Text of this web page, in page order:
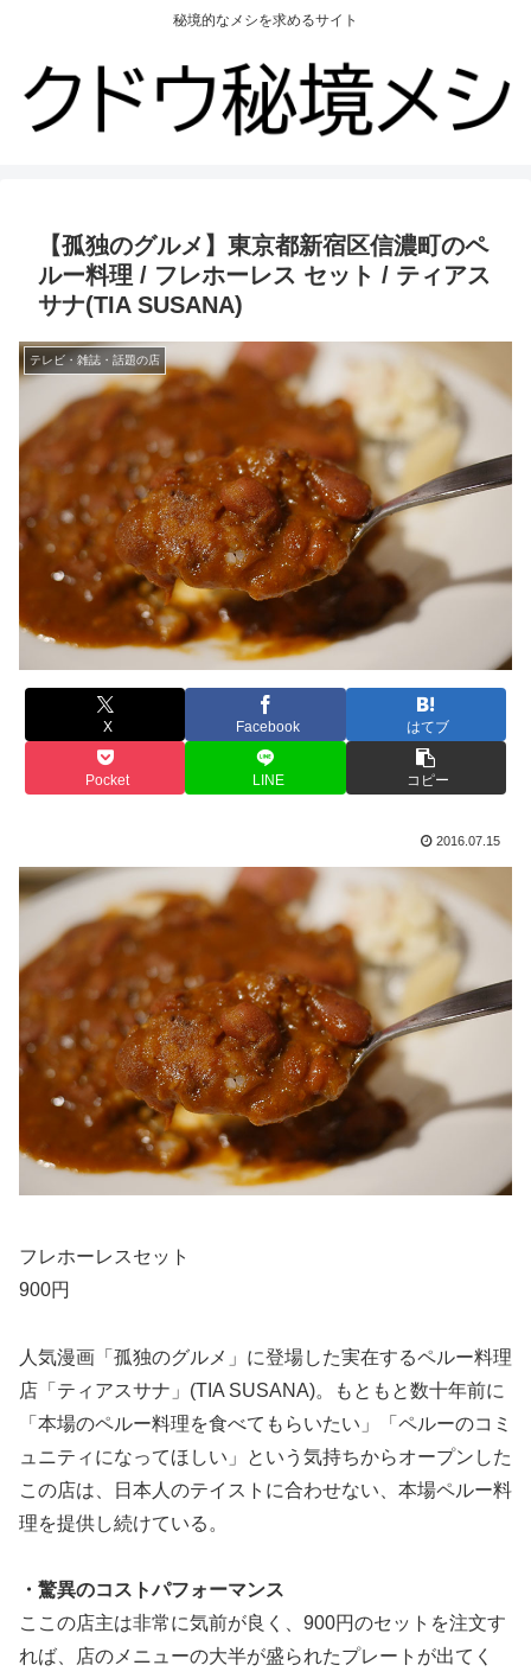
秘境的なメシを求めるサイト
【孤独のグルメ】東京都新宿区信濃町のペ
ルー料理 / フレホーレス セット / ティアス
サナ(TIA SUSANA)
テレビ・雑誌・話題の店
X Facebook はてブ
Pocket LINE コピー
2016.07.15
フレホーレスセット
900円
人気漫画「孤独のグルメ」に登場した実在するペルー料理
店「ティアスサナ」(TIA SUSANA)。もともと数十年前に
「本場のペルー料理を食べてもらいたい」「ペルーのコミ
ュニティになってほしい」という気持ちからオープンした
この店は、日本人のテイストに合わせない、本場ペルー料
理を提供し続けている。
・驚異のコストパフォーマンス
ここの店主は非常に気前が良く、900円のセットを注文す
れば、店のメニューの大半が盛られたプレートが出てく